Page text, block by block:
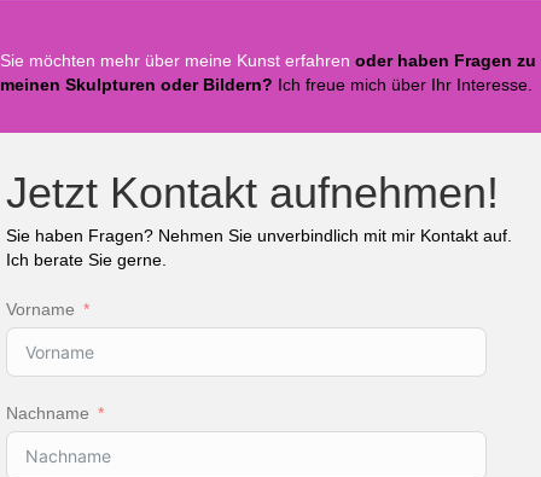
Sie möchten mehr über meine Kunst erfahren oder haben Fragen zu
meinen Skulpturen oder Bildern? Ich freue mich über Ihr Interesse.
Jetzt Kontakt aufnehmen!
Sie haben Fragen? Nehmen Sie unverbindlich mit mir Kontakt auf.
Ich berate Sie gerne.
Vorname
Nachname